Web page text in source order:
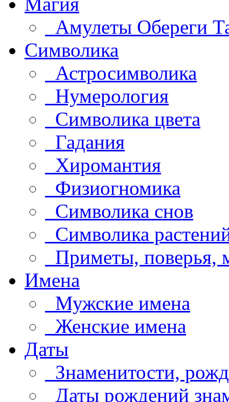
Амулеты Обереги
Символика
Астросимволика
Нумерология
Символика цвета
Гадания
Хиромантия
Физиогномика
Символика снов
Символика
Приметы, поверья,
Имена
Мужские имена
Женские имена
Даты
Знаменитости,
Даты рождений